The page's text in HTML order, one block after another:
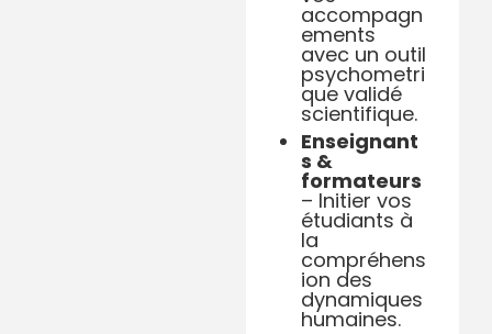
accompagn
ements
avec un outil
psychometri
que validé
scientifique.
Enseignant
s &
formateurs
– Initier vos
étudiants à
la
compréhens
ion des
dynamiques
humaines.